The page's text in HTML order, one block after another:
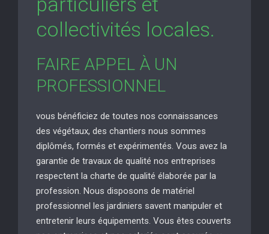
collectivités locales.
FAIRE APPEL À UN
PROFESSIONNEL
vous bénéficiez de toutes nos connaissances
des végétaux, des chantiers nous sommes
diplômés, formés et expérimentés. Vous avez la
garantie de travaux de qualité nos entreprises
respectent la charte de qualité élaborée par la
profession. Nous disposons de matériel
professionnel les jardiniers savent manipuler et
entretenir leurs équipements. Vous êtes couverts